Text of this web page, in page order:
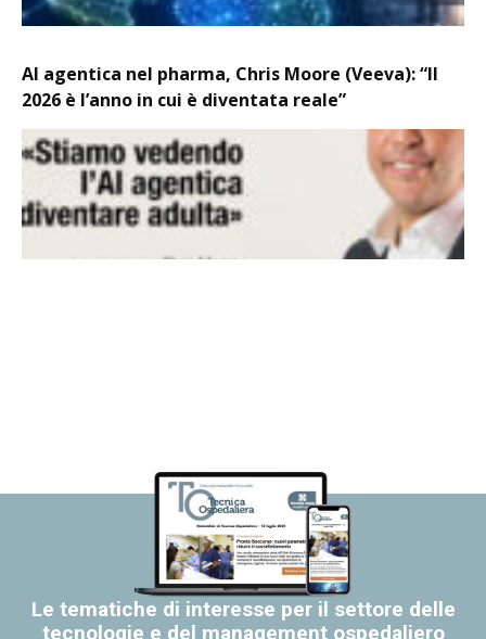
AI agentica nel pharma, Chris Moore (Veeva): “Il
2026 è l’anno in cui è diventata reale”
Le tematiche di interesse per il settore delle
tecnologie e del management ospedaliero